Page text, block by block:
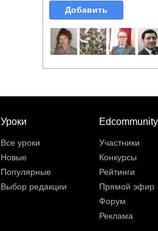
Добавить
Уроки
Все уроки
Новые
Популярные
Выбор редакции
Участники
Конкурсы
Рейтинги
Прямой эфир
Форум
Реклама